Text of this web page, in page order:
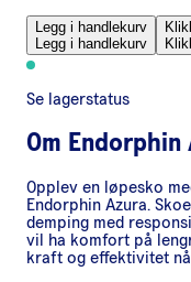
Legg i handlekurv
Legg i handlekurv
Se lagerstatus
Om Endorphin
Opplev en løpesko
Endorphin Azura.
demping med
vil ha komfort på
kraft og effektivitet